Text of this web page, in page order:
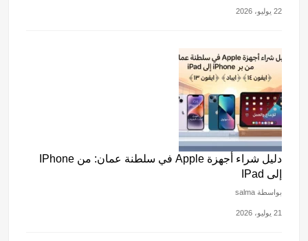
إلى IPad
بواسطة salma
21 يوليو، 2026